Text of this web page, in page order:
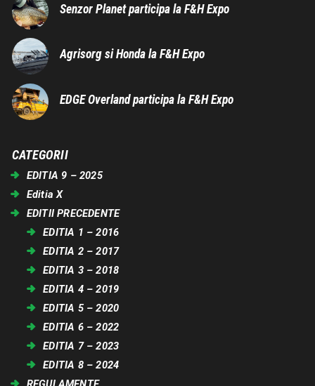
Senzor Planet participa la F&H Expo
Agrisorg si Honda la F&H Expo
EDGE Overland participa la F&H Expo
CATEGORII
EDITIA 9 – 2025
Editia X
EDITII PRECEDENTE
EDITIA 1 – 2016
EDITIA 2 – 2017
EDITIA 3 – 2018
EDITIA 4 – 2019
EDITIA 5 – 2020
EDITIA 6 – 2022
EDITIA 7 – 2023
EDITIA 8 – 2024